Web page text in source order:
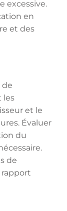
excessive.
en
et des
de
les
et le
Évaluer
du
de
rapport